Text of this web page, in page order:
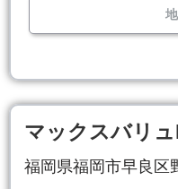
マックスバリ
福岡県福岡市早良区